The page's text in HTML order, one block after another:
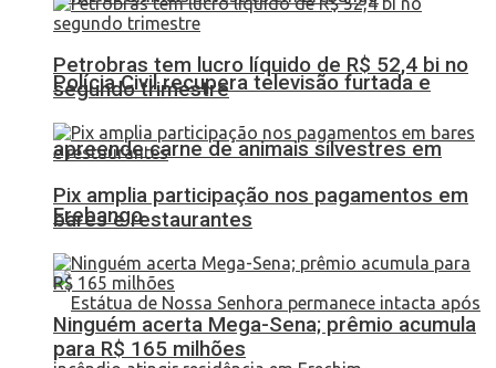
Polícia Civil recupera televisão furtada e
apreende carne de animais silvestres em
Erebango
Petrobras tem lucro líquido de R$ 52,4 bi no
segundo trimestre
Pix amplia participação nos pagamentos em
bares e restaurantes
Ninguém acerta Mega-Sena; prêmio acumula
para R$ 165 milhões